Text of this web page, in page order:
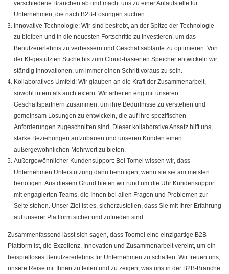
verschiedene Branchen ab und macht uns zu einer Anlaufstelle für
Unternehmen, die nach B2B-Lösungen suchen.
Innovative Technologie: Wir sind bestrebt, an der Spitze der Technologie
zu bleiben und in die neuesten Fortschritte zu investieren, um das
Benutzererlebnis zu verbessern und Geschäftsabläufe zu optimieren. Von
der KI-gestützten Suche bis zum Cloud-basierten Speicher entwickeln wir
ständig Innovationen, um immer einen Schritt voraus zu sein.
Kollaboratives Umfeld: Wir glauben an die Kraft der Zusammenarbeit,
sowohl intern als auch extern. Wir arbeiten eng mit unseren
Geschäftspartnern zusammen, um ihre Bedürfnisse zu verstehen und
gemeinsam Lösungen zu entwickeln, die auf ihre spezifischen
Anforderungen zugeschnitten sind. Dieser kollaborative Ansatz hilft uns,
starke Beziehungen aufzubauen und unseren Kunden einen
außergewöhnlichen Mehrwert zu bieten.
Außergewöhnlicher Kundensupport: Bei Tomel wissen wir, dass
Unternehmen Unterstützung dann benötigen, wenn sie sie am meisten
benötigen. Aus diesem Grund bieten wir rund um die Uhr Kundensupport
mit engagierten Teams, die Ihnen bei allen Fragen und Problemen zur
Seite stehen. Unser Ziel ist es, sicherzustellen, dass Sie mit Ihrer Erfahrung
auf unserer Plattform sicher und zufrieden sind.
Zusammenfassend lässt sich sagen, dass Toomel eine einzigartige B2B-
Plattform ist, die Exzellenz, Innovation und Zusammenarbeit vereint, um ein
beispielloses Benutzererlebnis für Unternehmen zu schaffen. Wir freuen uns,
unsere Reise mit Ihnen zu teilen und zu zeigen, was uns in der B2B-Branche